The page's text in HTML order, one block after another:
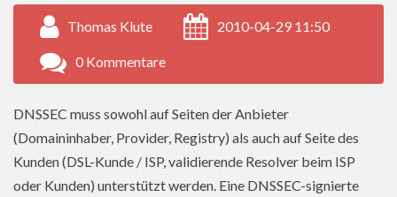
Thomas Klute 2010-04-29 11:50
0 Kommentare
DNSSEC muss sowohl auf Seiten der Anbieter
(Domaininhaber, Provider, Registry) als auch auf Seite des
Kunden (DSL-Kunde / ISP, validierende Resolver beim ISP
oder Kunden) unterstützt werden. Eine DNSSEC-signierte